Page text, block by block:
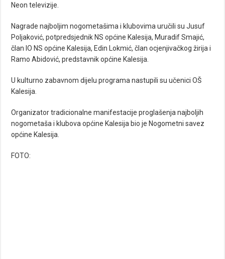
Neon televizije.
Nagrade najboljim nogometašima i klubovima uručili su Jusuf
Poljaković, potpredsjednik NS općine Kalesija, Muradif Smajić,
član IO NS općine Kalesija, Edin Lokmić, član ocjenjivačkog žirija i
Ramo Abidović, predstavnik općine Kalesija.
U kulturno zabavnom dijelu programa nastupili su učenici OŠ
Kalesija.
Organizator tradicionalne manifestacije proglašenja najboljih
nogometaša i klubova općine Kalesija bio je Nogometni savez
općine Kalesija.
FOTO: